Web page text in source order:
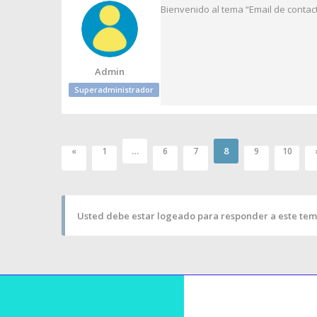
Admin
Superadministrador
Bienvenido al tema “Email de
« 1 … 6 7 8 9 10
Usted debe estar logeado para responder a este